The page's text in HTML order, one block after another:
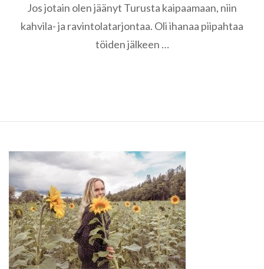
kivat
Kanta-
Hämeessä
Jos jotain olen jäänyt Turusta kaipaamaan, niin
kahvila- ja ravintolatarjontaa. Oli ihanaa piipahtaa
töiden jälkeen …